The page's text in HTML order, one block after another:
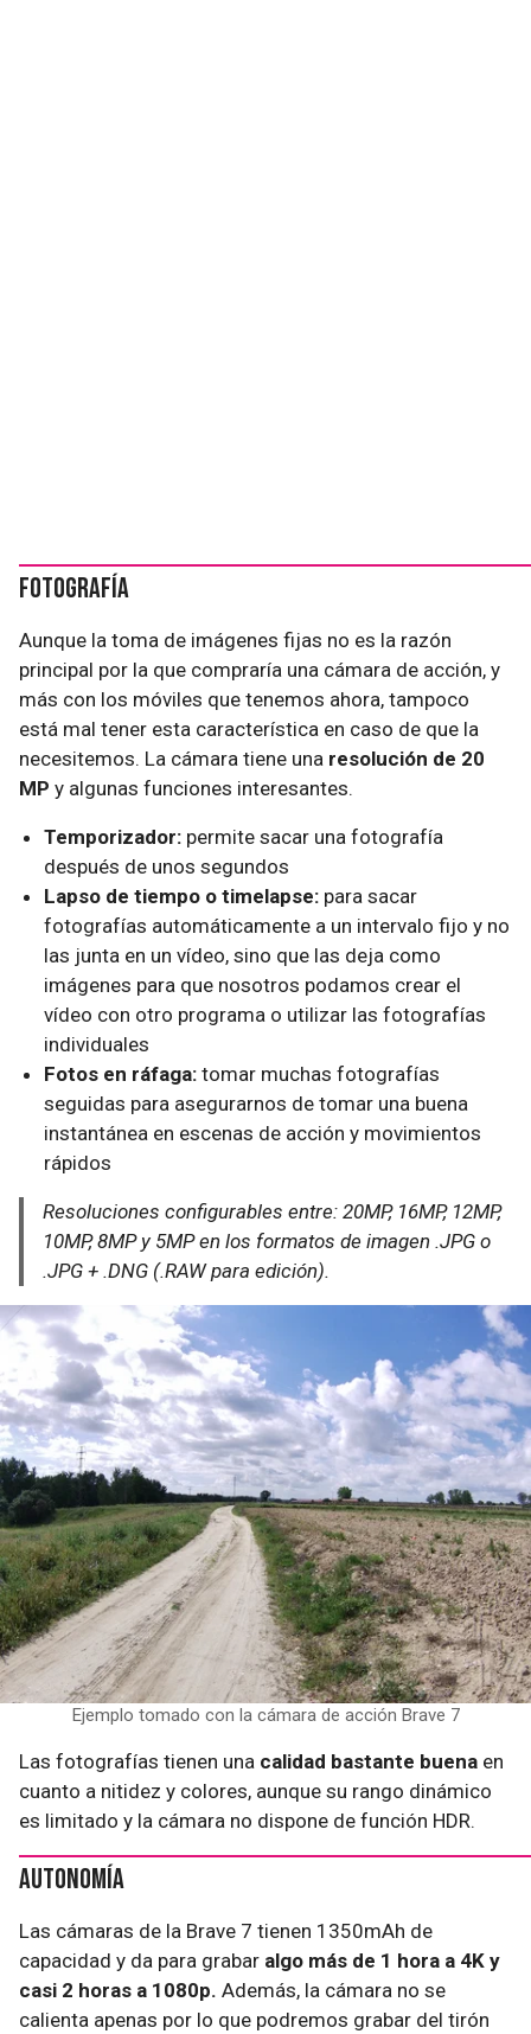
Fotografía
Aunque la toma de imágenes fijas no es la razón
principal por la que compraría una cámara de acción, y
más con los móviles que tenemos ahora, tampoco
está mal tener esta característica en caso de que la
necesitemos. La cámara tiene una resolución de 20
MP y algunas funciones interesantes.
Temporizador: permite sacar una fotografía
después de unos segundos
Lapso de tiempo o timelapse: para sacar
fotografías automáticamente a un intervalo fijo y no
las junta en un vídeo, sino que las deja como
imágenes para que nosotros podamos crear el
vídeo con otro programa o utilizar las fotografías
individuales
Fotos en ráfaga: tomar muchas fotografías
seguidas para asegurarnos de tomar una buena
instantánea en escenas de acción y movimientos
rápidos
Resoluciones configurables entre: 20MP, 16MP, 12MP,
10MP, 8MP y 5MP en los formatos de imagen .JPG o
.JPG + .DNG (.RAW para edición).
Ejemplo tomado con la cámara de acción Brave 7
Las fotografías tienen una calidad bastante buena en
cuanto a nitidez y colores, aunque su rango dinámico
es limitado y la cámara no dispone de función HDR.
Autonomía
Las cámaras de la Brave 7 tienen 1350mAh de
capacidad y da para grabar algo más de 1 hora a 4K y
casi 2 horas a 1080p. Además, la cámara no se
calienta apenas por lo que podremos grabar del tirón